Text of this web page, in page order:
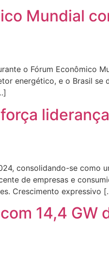
Mundial
o Fórum Econômico
energético, e o Brasil
consolidando-se como
de empresas e
Crescimento expressivo
14,4 GW